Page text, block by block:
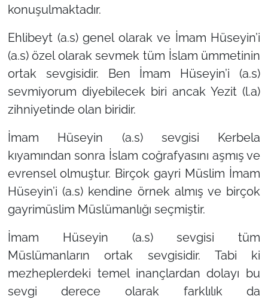
konuşulmaktadır.
Ehlibeyt (a.s) genel olarak ve İmam Hüseyin’i
(a.s) özel olarak sevmek tüm İslam ümmetinin
ortak sevgisidir. Ben İmam Hüseyin’i (a.s)
sevmiyorum diyebilecek biri ancak Yezit (l.a)
zihniyetinde olan biridir.
İmam Hüseyin (a.s) sevgisi Kerbela
kıyamından sonra İslam coğrafyasını aşmış ve
evrensel olmuştur. Birçok gayri Müslim İmam
Hüseyin’i (a.s) kendine örnek almış ve birçok
gayrimüslim Müslümanlığı seçmiştir.
İmam Hüseyin (a.s) sevgisi tüm
Müslümanların ortak sevgisidir. Tabi ki
mezheplerdeki temel inançlardan dolayı bu
sevgi derece olarak farklılık da